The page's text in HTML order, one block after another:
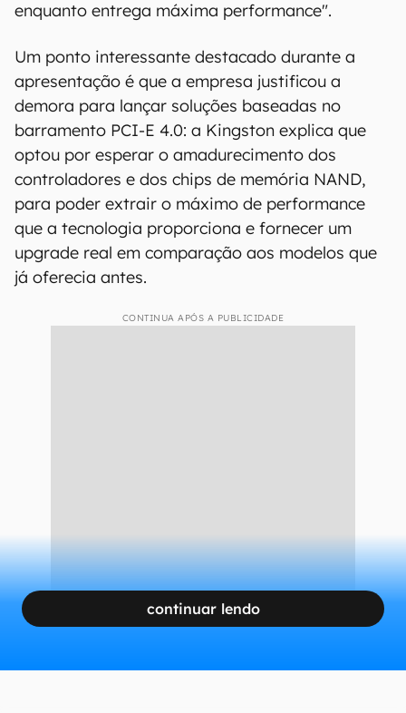
enquanto entrega máxima performance".
Um ponto interessante destacado durante a
apresentação é que a empresa justificou a
demora para lançar soluções baseadas no
barramento PCI-E 4.0: a Kingston explica que
optou por esperar o amadurecimento dos
controladores e dos chips de memória NAND,
para poder extrair o máximo de performance
que a tecnologia proporciona e fornecer um
upgrade real em comparação aos modelos que
já oferecia antes.
CONTINUA APÓS A PUBLICIDADE
continuar lendo